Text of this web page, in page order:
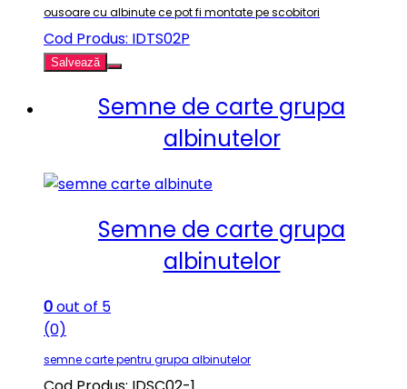
ousoare cu albinute ce pot fi montate pe scobitori
Cod Produs: IDTS02P
Salvează
Semne de carte grupa
albinutelor
Semne de carte grupa
albinutelor
0out of 5
(0)
semne carte pentru grupa albinutelor